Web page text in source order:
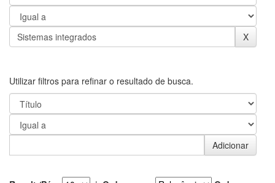
Utilizar filtros para refinar o resultado de busca.